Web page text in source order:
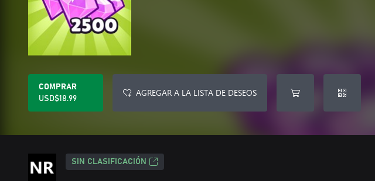
COMPRAR
USD$18.99
AGREGAR A LA LISTA DE DESEOS
SIN CLASIFICACIÓN